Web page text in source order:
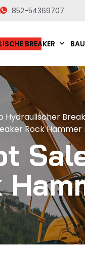
852-54369707
BREAKER
Hydraulischer
Rock